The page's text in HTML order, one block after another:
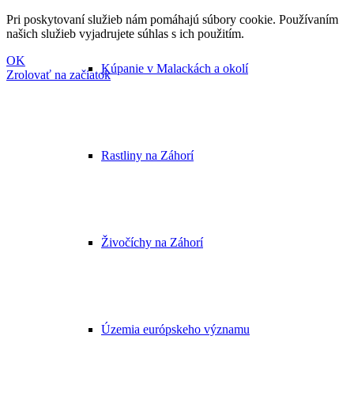
Kúpanie v Malackách a okolí
Rastliny na Záhorí
Živočíchy na Záhorí
Územia európskeho významu
Pri poskytovaní služieb nám pomáhajú súbory cookie. Používaním
našich služieb vyjadrujete súhlas s ich použitím.
OK
Zrolovať na začiatok